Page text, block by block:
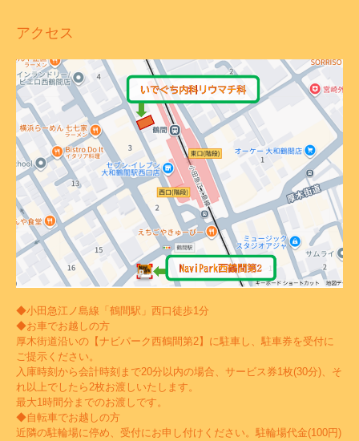
アクセス
◆小田急江ノ島線「鶴間駅」西口徒歩1分
◆お車でお越しの方
厚木街道沿いの【ナビパーク西鶴間第2】に駐車し、駐車券を受付に
ご提示ください。
入庫時刻から会計時刻まで20分以内の場合、サービス券1枚(30分)、そ
れ以上でしたら2枚お渡しいたします。
最大1時間分までのお渡しです。
◆自転車でお越しの方
近隣の駐輪場に停め、受付にお申し付けください。駐輪場代金(100円)